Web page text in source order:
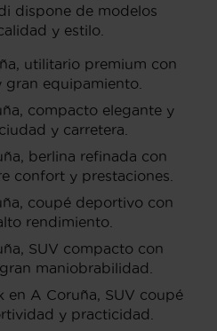
dispone de modelos
y estilo.
utilitario premium con
equipamiento.
compacto elegante y
y carretera.
berlina refinada con
confort y prestaciones.
coupé deportivo con
rendimiento.
SUV compacto con
maniobrabilidad.
en A Coruña, SUV coupé
y practicidad.